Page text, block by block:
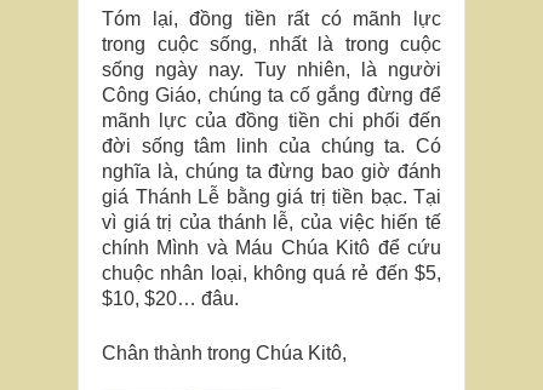
Tóm lại, đồng tiền rất có mãnh lực
trong cuộc sống, nhất là trong cuộc
sống ngày nay. Tuy nhiên, là người
Công Giáo, chúng ta cố gắng đừng để
mãnh lực của đồng tiền chi phối đến
đời sống tâm linh của chúng ta. Có
nghĩa là, chúng ta đừng bao giờ đánh
giá Thánh Lễ bằng giá trị tiền bạc. Tại
vì giá trị của thánh lễ, của việc hiến tế
chính Mình và Máu Chúa Kitô để cứu
chuộc nhân loại, không quá rẻ đến $5,
$10, $20… đâu.
Chân thành trong Chúa Kitô,